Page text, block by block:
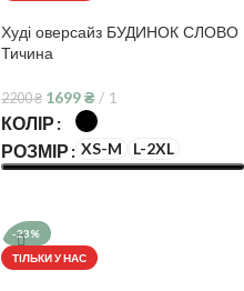
Худі оверсайз БУДИНОК СЛОВО
Тичина
2200₴ 1699₴ 1
КОЛІР
РОЗМІР
XS-M L-2XL
-23%
ТІЛЬКИ У НАС